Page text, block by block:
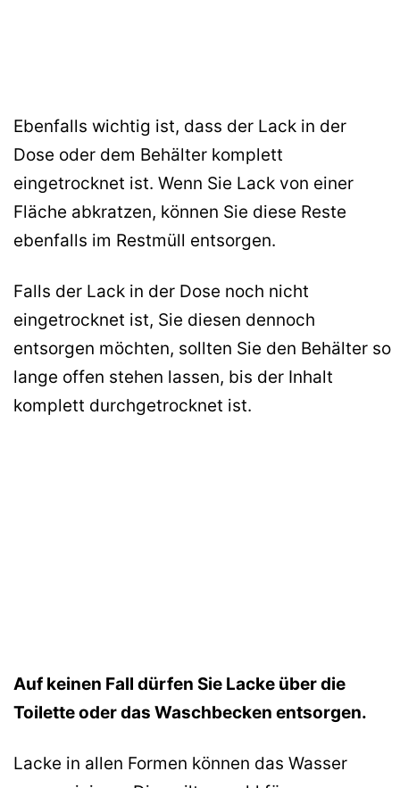
Ebenfalls wichtig ist, dass der Lack in der
Dose oder dem Behälter komplett
eingetrocknet ist. Wenn Sie Lack von einer
Fläche abkratzen, können Sie diese Reste
ebenfalls im Restmüll entsorgen.
Falls der Lack in der Dose noch nicht
eingetrocknet ist, Sie diesen dennoch
entsorgen möchten, sollten Sie den Behälter so
lange offen stehen lassen, bis der Inhalt
komplett durchgetrocknet ist.
Auf keinen Fall dürfen Sie Lacke über die
Toilette oder das Waschbecken entsorgen.
Lacke in allen Formen können das Wasser